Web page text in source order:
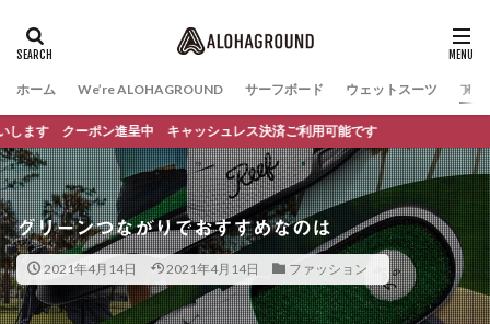
ホーム We’re ALOHAGROUND サーフボード ウェットスーツ ファ
ポン進呈中 キャッシュレス決済ご利用可能です
グリーンつながりでおすすめなのは
2021年4月14日 2021年4月14日 ファッション